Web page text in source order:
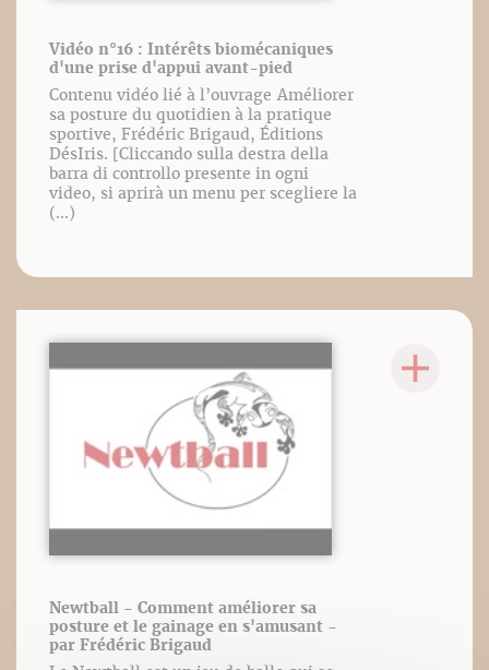
Vidéo n°16 : Intérêts biomécaniques
d'une prise d'appui avant-pied
Contenu vidéo lié à l’ouvrage Améliorer
sa posture du quotidien à la pratique
sportive, Frédéric Brigaud, Éditions
DésIris. [Cliccando sulla destra della
barra di controllo presente in ogni
video, si aprirà un menu per scegliere la
(...)
Newtball - Comment améliorer sa
posture et le gainage en s'amusant -
par Frédéric Brigaud